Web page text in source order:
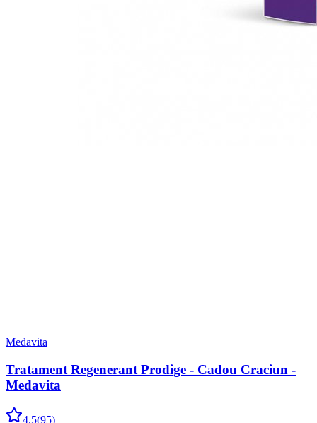
Medavita
Tratament Regenerant Prodige - Cadou Craciun -
Medavita
4.5(95)